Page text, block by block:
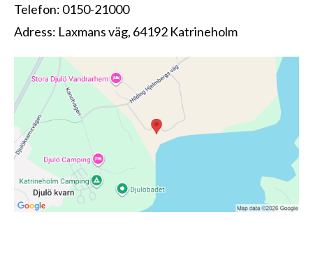
Telefon: 0150-21000
Adress: Laxmans väg, 64192 Katrineholm